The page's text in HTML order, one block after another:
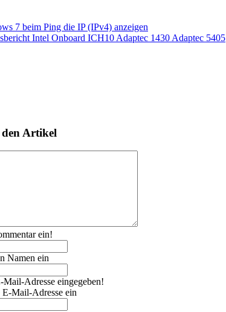
7 beim Ping die IP (IPv4) anzeigen
Intel Onboard ICH10 Adaptec 1430 Adaptec 5405
Artikel
ein!
Namen ein
Mail-Adresse eingegeben!
Mail-Adresse ein